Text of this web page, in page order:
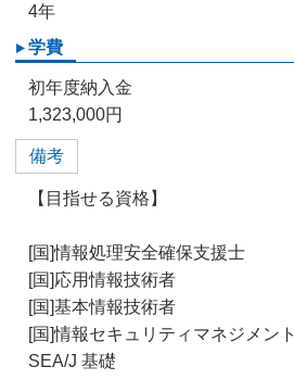
4年
学費
初年度納入金
1,323,000円
備考
【目指せる資格】
[国]情報処理安全確保支援士
[国]応用情報技術者
[国]基本情報技術者
[国]情報セキュリティマネジメント
SEA/J 基礎